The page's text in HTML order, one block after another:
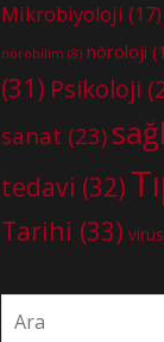
Mikrobiyoloji (17)
nörobilim (8) nöroloji
(31) Psikoloji
sanat (23)
tedavi (32)
Tarihi (33) virüs